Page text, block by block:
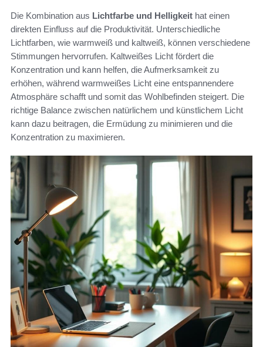
Die Kombination aus Lichtfarbe und Helligkeit hat einen
direkten Einfluss auf die Produktivität. Unterschiedliche
Lichtfarben, wie warmweiß und kaltweiß, können verschiedene
Stimmungen hervorrufen. Kaltweißes Licht fördert die
Konzentration und kann helfen, die Aufmerksamkeit zu
erhöhen, während warmweißes Licht eine entspannendere
Atmosphäre schafft und somit das Wohlbefinden steigert. Die
richtige Balance zwischen natürlichem und künstlichem Licht
kann dazu beitragen, die Ermüdung zu minimieren und die
Konzentration zu maximieren.